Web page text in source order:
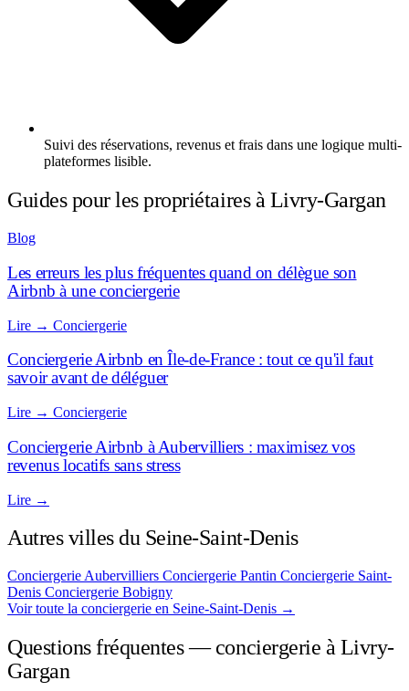
Suivi des réservations, revenus et frais dans une logique multi-
plateformes lisible.
Guides pour les propriétaires à Livry-Gargan
Blog
Les erreurs les plus fréquentes quand on délègue son
Airbnb à une conciergerie
Lire → Conciergerie
Conciergerie Airbnb en Île-de-France : tout ce qu'il faut
savoir avant de déléguer
Lire → Conciergerie
Conciergerie Airbnb à Aubervilliers : maximisez vos
revenus locatifs sans stress
Lire →
Autres villes du Seine-Saint-Denis
Conciergerie Aubervilliers Conciergerie Pantin Conciergerie Saint-
Denis Conciergerie Bobigny
Voir toute la conciergerie en Seine-Saint-Denis →
Questions fréquentes — conciergerie à Livry-
Gargan